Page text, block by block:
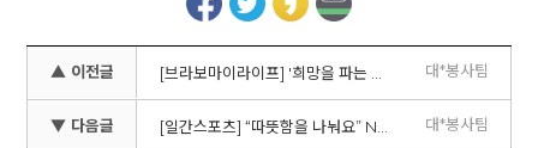
▲ 이전글 대*봉사팀
▼ 다음글 대*봉사팀